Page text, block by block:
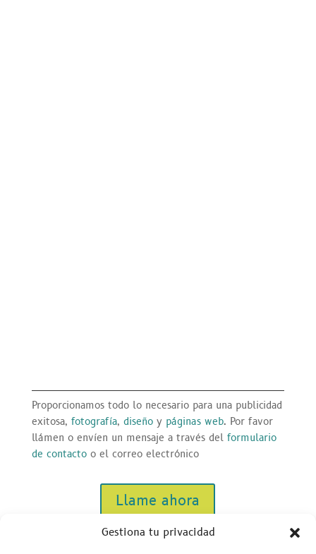
Gestiona tu privacidad
Proporcionamos todo lo necesario para una publicidad
exitosa, fotografía, diseñoy páginas web. Por favor
llámen o envíen un mensaje a través delformulario
de contactoo el correo electrónico
Llame ahora